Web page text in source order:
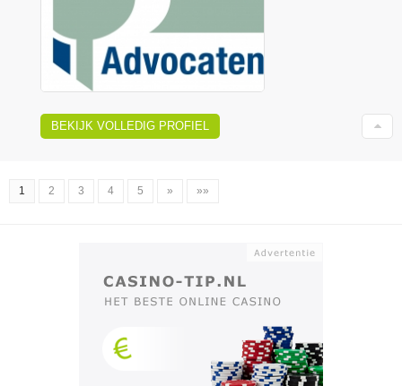
BEKIJK VOLLEDIG PROFIEL
1 2 3 4 5 » »»